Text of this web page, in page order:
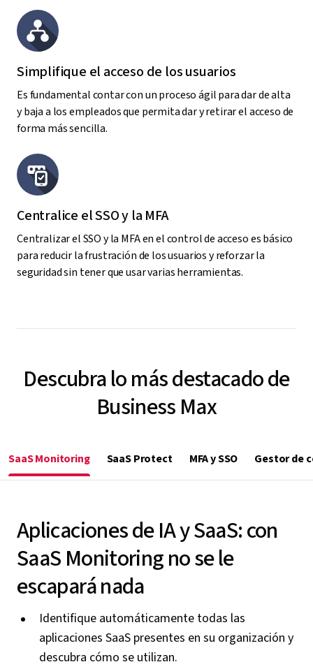
Simplifique el acceso de los usuarios
Es fundamental contar con un proceso ágil para dar de alta
y baja a los empleados que permita dar y retirar el acceso de
forma más sencilla.
Centralice el SSO y la MFA
Centralizar el SSO y la MFA en el control de acceso es básico
para reducir la frustración de los usuarios y reforzar la
seguridad sin tener que usar varias herramientas.
Descubra lo más destacado de
Business Max
SaaS Monitoring SaaS Protect MFA y SSO Gestor de
Aplicaciones de IA y SaaS: con
SaaS Monitoring no se le
escapará nada
Identifique automáticamente todas las
aplicaciones SaaS presentes en su organización y
descubra cómo se utilizan.